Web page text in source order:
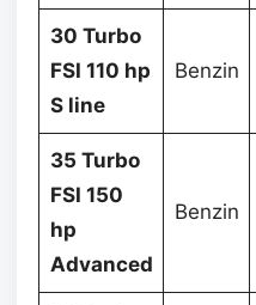
30 Turbo
FSI 110 hp
S line
Benzin
35 Turbo
FSI 150
hp
Advanced
Benzin